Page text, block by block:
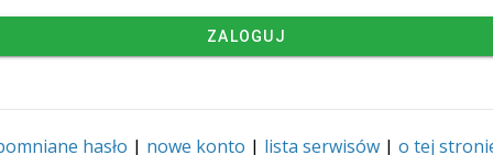
ZALOGUJ
hasło | nowe konto | lista serwisów | o tej